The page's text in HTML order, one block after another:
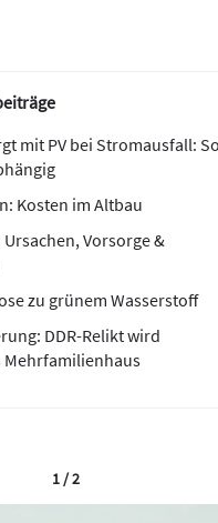
mit PV bei Stromausfall: So
Kosten im Altbau
Vorsorge &
zu grünem Wasserstoff
DDR-Relikt wird
1 / 2